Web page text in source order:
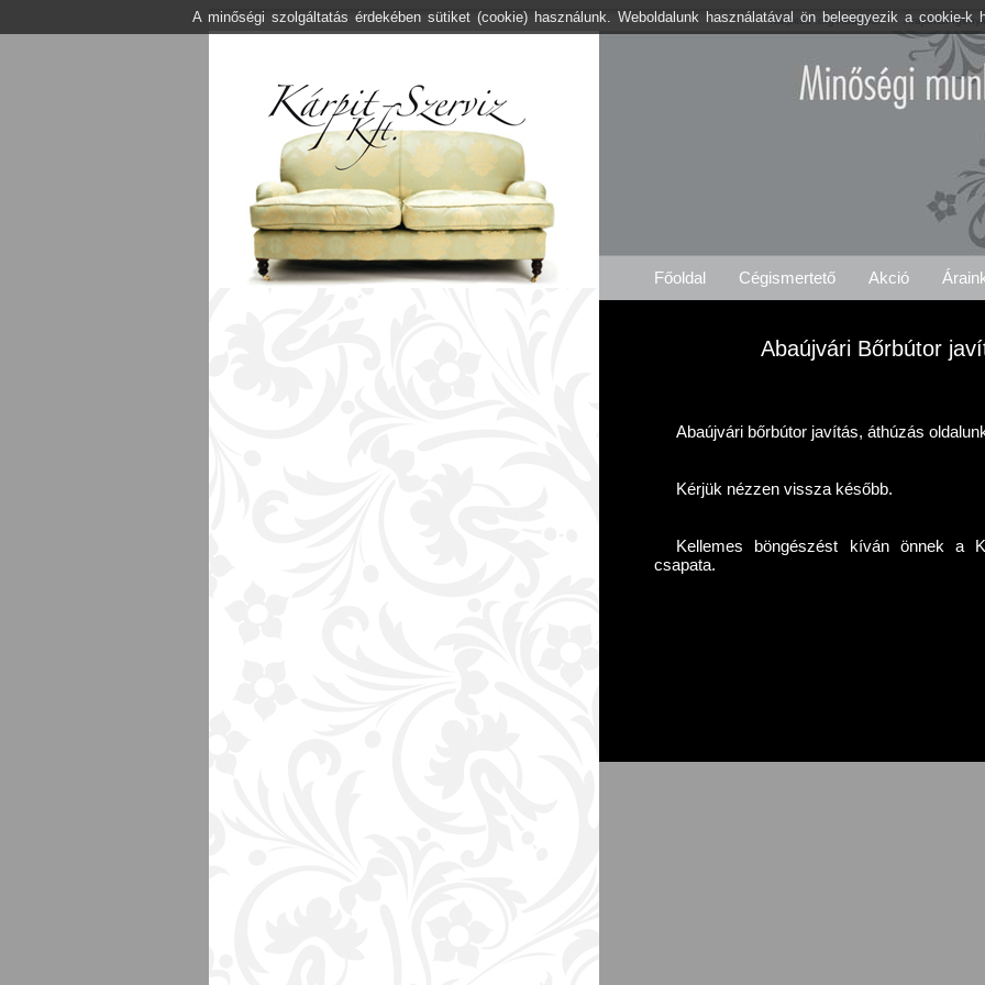
Kárpitos .org Abaújvár Árajánlat
Főoldal Cégismertető Akció
Abaújvári Bőrbútor
Abaújvári bőrbútor javítás, áthúzás
Kérjük nézzen vissza később.
Kellemes böngészést kíván önnek a
csapata.
A minőségi szolgáltatás érdekében sütiket (cookie) használunk. Weboldalunk használatával ön beleegyezik a cookie-k